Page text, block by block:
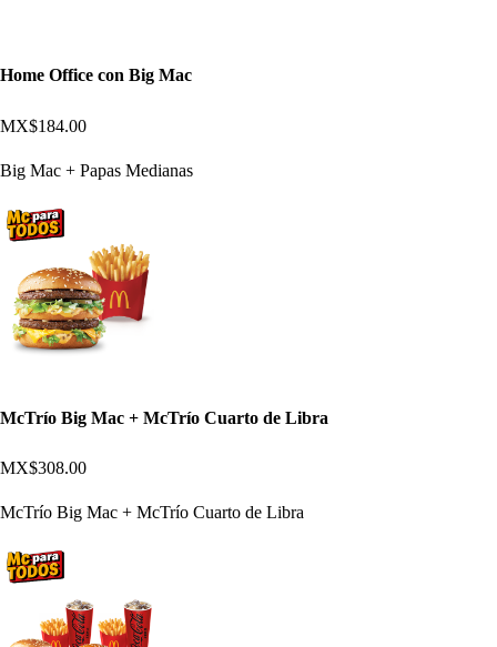
Home Office con Big Mac
MX$184.00
Big Mac + Papas Medianas
McTrío Big Mac + McTrío Cuarto de Libra
MX$308.00
McTrío Big Mac + McTrío Cuarto de Libra